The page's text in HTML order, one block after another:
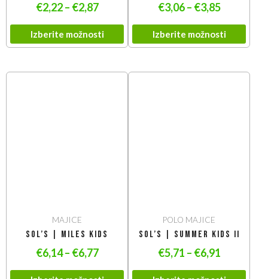
€2,22– €2,87
Izberite možnosti
€3,06– €3,85
Izberite možnosti
MAJICE
SOL’S | Miles Kids
€6,14– €6,77
POLO MAJICE
SOL’S | Summer Kids II
€5,71 – €6,91